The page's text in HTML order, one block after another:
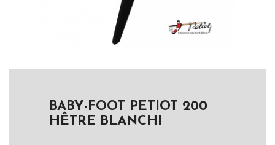
BABY-FOOT PETIOT 200
HÊTRE BLANCHI